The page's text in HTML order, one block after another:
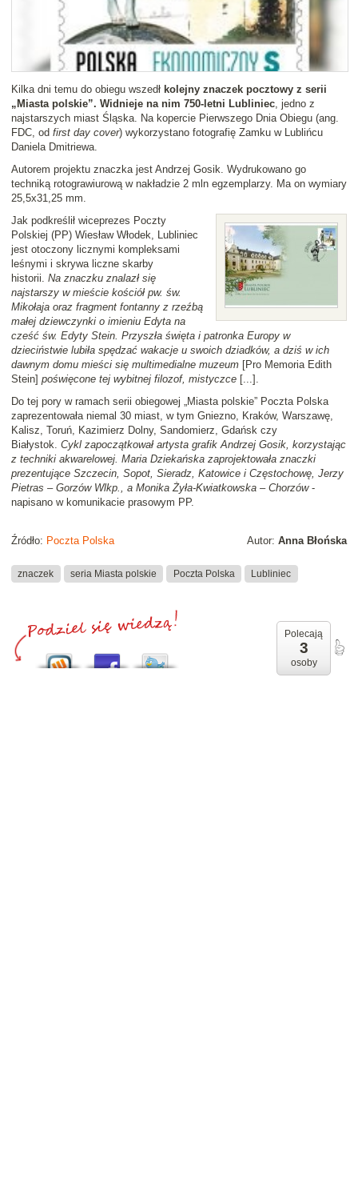
Kilka dni temu do obiegu wszedł kolejny znaczek pocztowy z serii
„Miasta polskie”. Widnieje na nim 750-letni Lubliniec, jedno z
najstarszych miast Śląska. Na kopercie Pierwszego Dnia Obiegu (ang.
FDC, od first day cover) wykorzystano fotografię Zamku w Lublińcu
Daniela Dmitriewa.
Autorem projektu znaczka jest Andrzej Gosik. Wydrukowano go
techniką rotograwiurową w nakładzie 2 mln egzemplarzy. Ma on wymiary
25,5x31,25 mm.
Jak podkreślił wiceprezes Poczty
Polskiej (PP) Wiesław Włodek, Lubliniec
jest otoczony licznymi kompleksami
leśnymi i skrywa liczne skarby
historii. Na znaczku znalazł się
najstarszy w mieście kościół pw. św.
Mikołaja oraz fragment fontanny z rzeźbą
małej dziewczynki o imieniu Edyta na
cześć św. Edyty Stein. Przyszła święta i patronka Europy w
dzieciństwie lubiła spędzać wakacje u swoich dziadków, a dziś w ich
dawnym domu mieści się multimedialne muzeum [Pro Memoria Edith
Stein] poświęcone tej wybitnej filozof, mistyczce [...].
Do tej pory w ramach serii obiegowej „Miasta polskie” Poczta Polska
zaprezentowała niemal 30 miast, w tym Gniezno, Kraków, Warszawę,
Kalisz, Toruń, Kazimierz Dolny, Sandomierz, Gdańsk czy
Białystok. Cykl zapoczątkował artysta grafik Andrzej Gosik, korzystając
z techniki akwarelowej. Maria Dziekańska zaprojektowała znaczki
prezentujące Szczecin, Sopot, Sieradz, Katowice i Częstochowę, Jerzy
Pietras – Gorzów Wlkp., a Monika Żyła-Kwiatkowska – Chorzów-
napisano w komunikacie prasowym PP.
Autor: Anna Błońska
Źródło: Poczta Polska
znaczek seria Miasta polskie Poczta Polska Lubliniec
Polecają
3
osoby